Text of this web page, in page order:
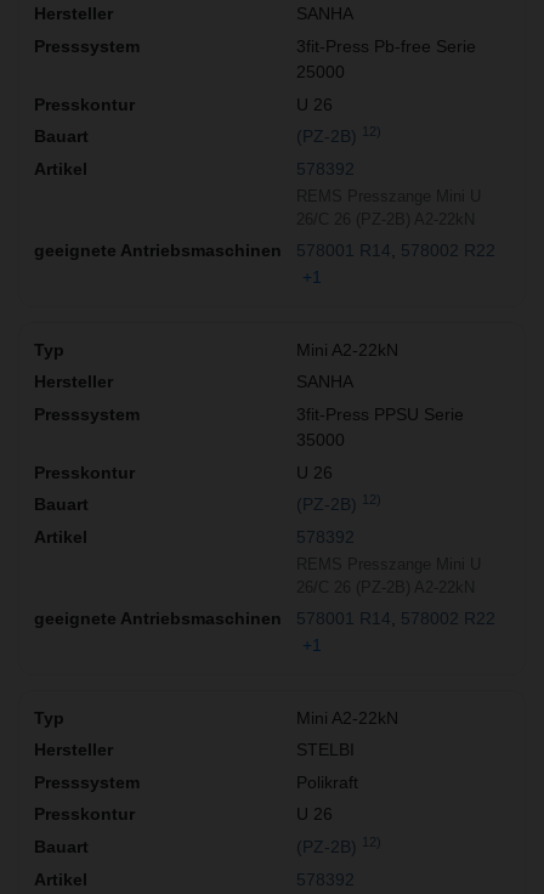
SANHA
3fit-Press Pb-free Serie
25000
U 26
(PZ-2B)
12)
578392
578001 R14
578002 R22
+1
Mini A2-22kN
SANHA
3fit-Press PPSU Serie
35000
U 26
(PZ-2B)
12)
578392
578001 R14
578002 R22
+1
Mini A2-22kN
STELBI
Polikraft
U 26
(PZ-2B)
12)
578392